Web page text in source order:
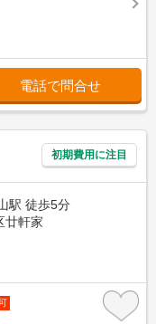
電話で問合せ
初期費用に注目
駅 徒歩5分
廿軒家